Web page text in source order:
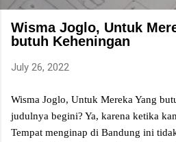
Wisma Joglo, Untuk
butuh Keheningan
July 26, 2022
Wisma Joglo, Untuk Mereka Yang
judulnya begini? Ya, karena ketika
Tempat menginap di Bandung ini